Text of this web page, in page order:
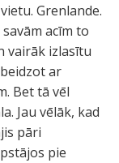
Grenlande.
acīm to
vairāk izlasītu
ar
Bet tā vēl
Jau vēlāk, kad
pāri
pie